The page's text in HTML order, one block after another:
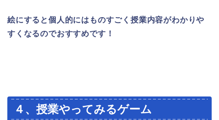
絵にすると個人的にはものすごく授業内容がわかりや
すくなるのでおすすめです！
４、授業やってみるゲーム